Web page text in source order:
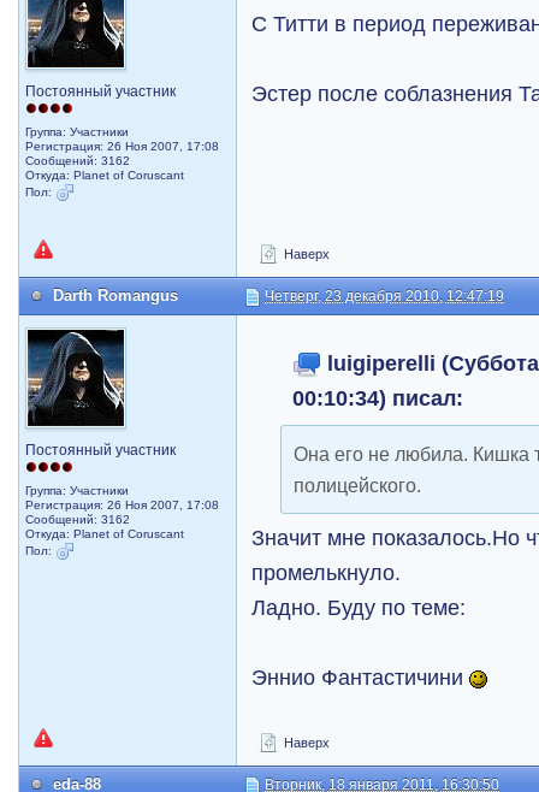
Постоянный участник
Группа: Участники
Регистрация: 26 Ноя 2007, 17:08
Сообщений: 3162
Откуда: Planet of Coruscant
Пол:
С Титти в период
Эстер после соблазнения
Наверх
Darth Romangus Четверг, 23 декабря 2010, 12:47:19
Постоянный участник
Группа: Участники
Регистрация: 26 Ноя 2007, 17:08
Сообщений: 3162
Откуда: Planet of Coruscant
Пол:
luigiperelli
00:10:34) писал:
Она его не любила. Кишка
полицейского.
Значит мне показалось.Но
промелькнуло.
Ладно. Буду по теме:
Эннио Фантастичини
Наверх
eda-88 Вторник, 18 января 2011, 16:30:50